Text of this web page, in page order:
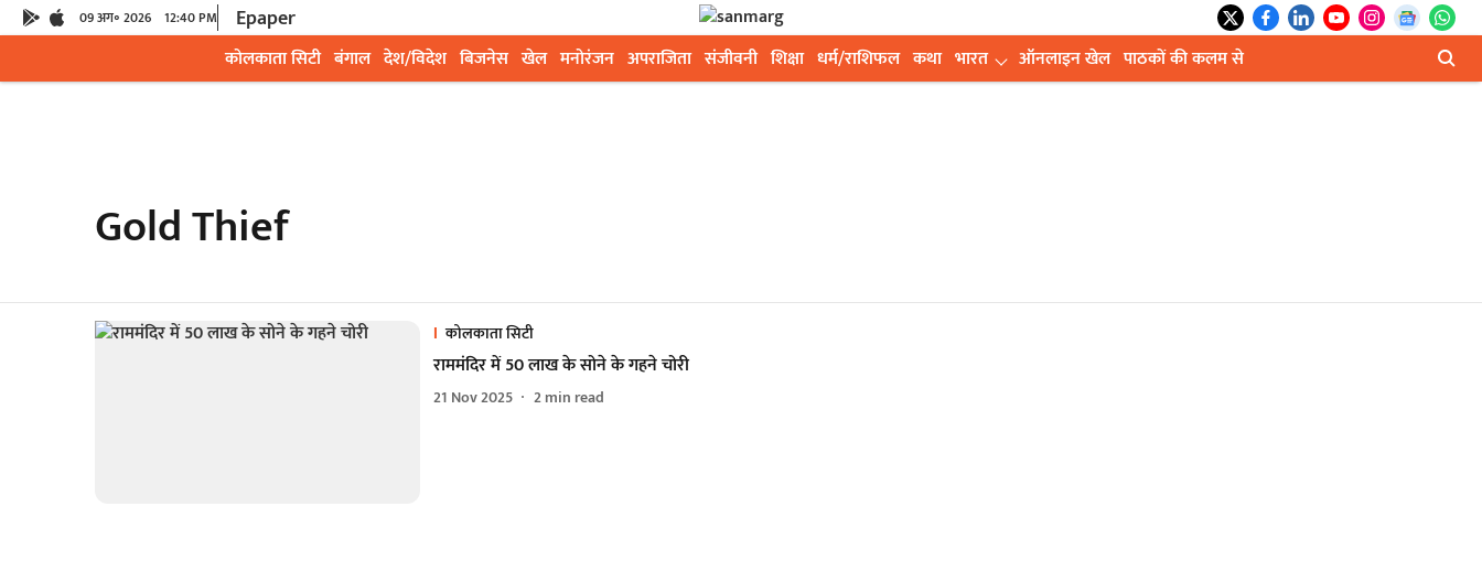
09 अग॰ 2026 12:40 PM Epaper
कोलकाता सिटी बंगाल देश/विदेश बिजनेस खेल मनोरंजन अपराजिता संजीवनी शिक्षा धर्म/राशिफल कथा भारत ऑनलाइन खेल पाठकों की कलम से
Gold Thief
कोलकाता सिटी
राममंदिर में 50 लाख के सोने के गहने चोरी
21 Nov 2025 2min read